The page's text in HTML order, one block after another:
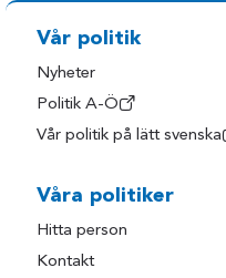
Vår politik
Nyheter
Politik A-Ö
Vår politik på lätt svenska
Våra politiker
Hitta person
Kontakt